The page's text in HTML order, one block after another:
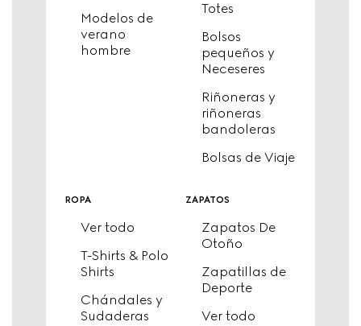
Modelos de
verano
hombre
Totes
Bolsos
pequeños y
Neceseres
Riñoneras y
riñoneras
bandoleras
Bolsas de Viaje
ropa
Ver todo
T-Shirts & Polo
Shirts
Chándales y
Sudaderas
zapatos
Zapatos De
Otoño
Zapatillas de
Deporte
Ver todo